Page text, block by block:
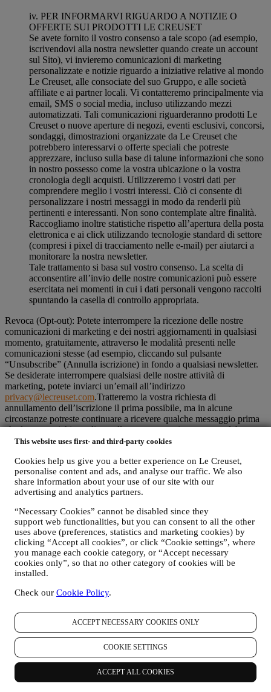
This website uses first- and third-party cookies
Cookies help us give you a better experience on Le Creuset,
personalise content and ads, and analyse our traffic. We also
share information about your use of our site with our
advertising and analytics partners.
“Necessary Cookies” cannot be disabled since they
support web functionalities, but you can consent to all the other
uses above (preferences, statistics and marketing cookies) by
clicking “Accept all cookies”, or click “Cookie settings”, where
you manage each cookie category, or “Accept necessary
cookies only”, so that no other category of cookies will be
installed.
Check our Cookie Policy.
ACCEPT NECESSARY COOKIES ONLY
COOKIE SETTINGS
ACCEPT ALL COOKIES
iv. PER INFORMARVI RIGUARDO A NOTIZIE O
OFFERTE SUI PRODOTTI LE CREUSET
Se avete fornito il vostro consenso a tale scopo (ad esempio,
iscrivendovi alla nostra newsletter quando create un account
sul Sito), vi invieremo comunicazioni di marketing
personalizzate e notizie riguardo a iniziative relative al mondo
Le Creuset, alle consociate del suo Gruppo, e alle società
affiliate e ai partner locali. Vi contatteremo principalmente via
email, SMS o social media, incluso utilizzando mezzi
automatizzati. Tali comunicazioni riguarderanno prodotti Le
Creuset o nuove aperture di negozi, eventi esclusivi, concorsi,
sondaggi, dimostrazioni organizzate da Le Creuset che
potrebbero interessarvi o offerte speciali che potreste
apprezzare, incluso sulla base di talune informazioni che sono
in nostro possesso come la vostra ubicazione o la vostra
cronologia degli acquisti. Utilizzeremo i vostri dati per
comprendere meglio i vostri interessi. Ciò ci consente di
personalizzare i nostri messaggi in modo da renderli più
pertinenti e interessanti. Non sono contemplate altre finalità.
Raccogliamo inoltre statistiche rispetto all’apertura della posta
elettronica e ai click utilizzando tecnologie standard di settore
(compresi i pixel di tracciamento nelle e-mail) per aiutarci a
monitorare la nostra newsletter.
Tale trattamento si basa sul vostro consenso. La scelta di
acconsentire all’invio delle nostre comunicazioni può essere
esercitata nei momenti in cui i dati personali vengono raccolti
spuntando la casella di controllo appropriata.
Revoca (Opt-out): Potete interrompere la ricezione delle nostre
comunicazioni di marketing e dei nostri aggiornamenti in qualsiasi
momento, gratuitamente, attraverso le modalità presenti nelle
comunicazioni stesse (ad esempio, cliccando sul pulsante
“Unsubscribe” (Annulla iscrizione) in fondo a qualsiasi newsletter.
Se desiderate interrompere qualsiasi delle nostre attività di
marketing, potete inviarci un’email all’indirizzo
privacy@lecreuset.com.Tratteremo la vostra richiesta di
annullamento dell’iscrizione il prima possibile, ma in alcune
circostanze potreste continuare a ricevere qualche messaggio prima
che la vostra richiesta di annullamento venga interamente elaborata.
Non trasmettiamo o vendiamo i vostri dati di contatto e altri dati
personali ad altre società per i loro scopi di marketing.
NOSTRE OFFERTE E MIGLIORARE L’ESPERIENZA DEL
CONSUMATORE
È nostra intenzione utilizzare i vostri dati per adattare i nostri servizi
e le nostre offerte alle vostre esigenze e preferenze allo scopo di
fornirvi un’esperienza consumatore Le Creuset personalizzata.
Svolgere questa attività analizzando le vostre abitudini o interessi, ad
noi sui social media, quali pagine del nostro sito visitate, quali
principalmente di cookie e tecnologie simili (compresi i pixel di
tracciamento nelle e-mail), anche in combinazione con i vostri dati e
le vostre preferenze raccolte una volta che vi siete iscritti alle nostre
comunicazioni di marketing personalizzate. Utilizzeremo tali
informazioni per gestire la nostra pubblicità su altri siti, concedere
l’accesso a contenuti specifici, personalizzare i contenuti o le offerte
che visualizzate sul Sito o, se avete acconsentito a ricevere le nostre